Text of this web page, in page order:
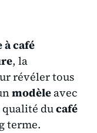
à café
, la
révéler tous
modèle avec
ducafé
terme.